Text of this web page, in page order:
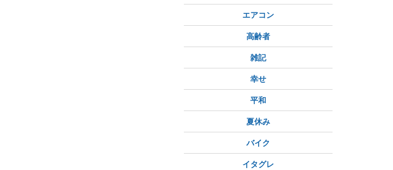
エアコン
高齢者
雑記
幸せ
平和
夏休み
バイク
イタグレ